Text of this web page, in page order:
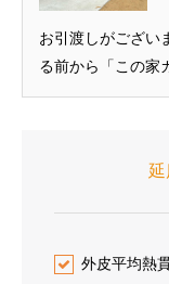
お引渡しがござい
る前から「この家
延
外皮平均熱